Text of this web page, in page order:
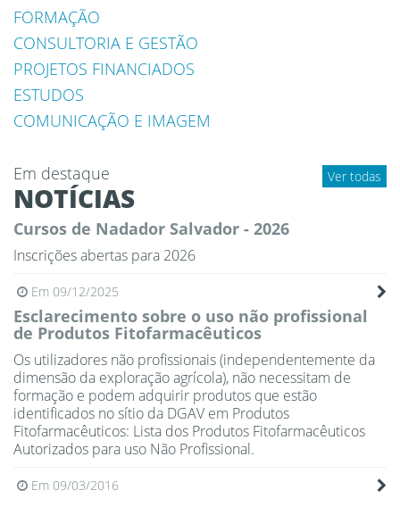
FORMAÇÃO
CONSULTORIA E GESTÃO
PROJETOS FINANCIADOS
ESTUDOS
COMUNICAÇÃO E IMAGEM
Em destaque Ver todas
NOTÍCIAS
Cursos de Nadador Salvador - 2026
Inscrições abertas para 2026
Em 09/12/2025
Esclarecimento sobre o uso não profissional
de Produtos Fitofarmacêuticos
Os utilizadores não profissionais (independentemente da
dimensão da exploração agrícola), não necessitam de
formação e podem adquirir produtos que estão
identificados no sítio da DGAV em Produtos
Fitofarmacêuticos: Lista dos Produtos Fitofarmacêuticos
Autorizados para uso Não Profissional.
Em 09/03/2016